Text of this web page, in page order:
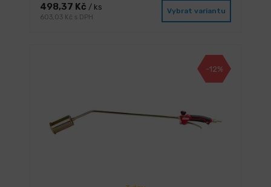
498,37 Kč / ks
603,03 Kč s DPH
Vybrat variantu
-12%